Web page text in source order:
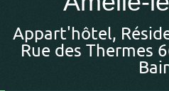
Appart'hôtel,
Rue des Thermes